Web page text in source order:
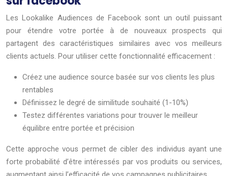
Les Lookalike Audiences de Facebook sont un outil puissant
pour étendre votre portée à de nouveaux prospects qui
partagent des caractéristiques similaires avec vos meilleurs
clients actuels. Pour utiliser cette fonctionnalité efficacement :
Créez une audience source basée sur vos clients les plus
rentables
Définissez le degré de similitude souhaité (1-10%)
Testez différentes variations pour trouver le meilleur
équilibre entre portée et précision
Cette approche vous permet de cibler des individus ayant une
forte probabilité d’être intéressés par vos produits ou services,